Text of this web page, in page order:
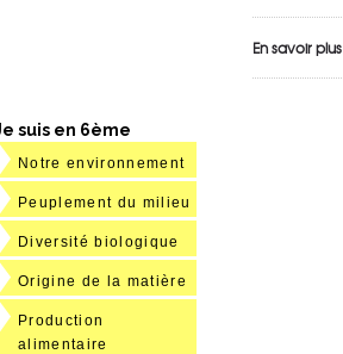
En savoir plus
suis en 6ème
Notre environnement
Peuplement du milieu
Diversité biologique
Origine de la matière
Production
alimentaire